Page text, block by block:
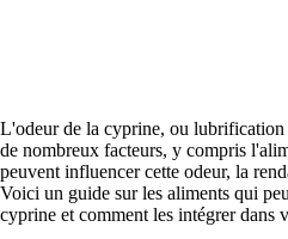
L'odeur de la cyprine, ou
de nombreux facteurs, y compris
peuvent influencer cette odeur, la
Voici un guide sur les aliments qui
cyprine et comment les intégrer dans